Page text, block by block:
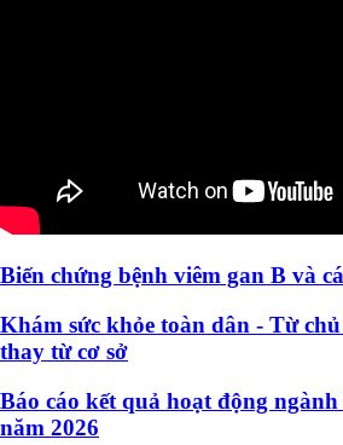
Biến chứng bệnh viêm gan B và
Khám sức khỏe toàn dân - Từ
thay từ cơ sở
Báo cáo kết quả hoạt động
năm 2026